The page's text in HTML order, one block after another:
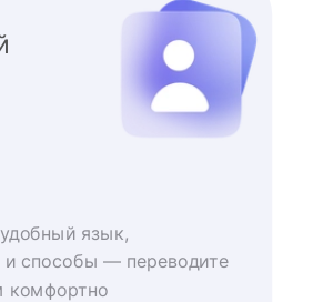
язык,
и способы — переводите
комфортно